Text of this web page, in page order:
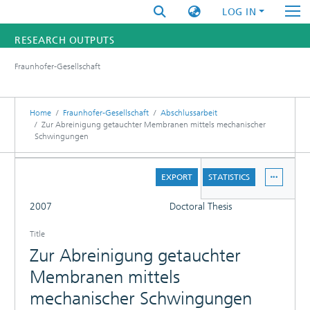
LOG IN
RESEARCH OUTPUTS
RESEARCHERS
INSTITUTES
Fraunhofer-Gesellschaft
Home Fraunhofer-Gesellschaft
Abschlussarbeit
Zur Abreinigung getauchter Membranen mittels mechanischer
Schwingungen
EXPORT STATISTICS
2007 Doctoral Thesis
Title
Zur Abreinigung getauchter
Membranen mittels
mechanischer Schwingungen